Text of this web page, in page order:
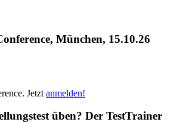
München, 15.10.26
Jetzt anmelden!
üben? Der TestTrainer